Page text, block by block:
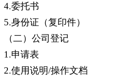
4.委托书
5.身份证（复印件）
（二）公司登记
1.申请表
2.使用说明/操作文档